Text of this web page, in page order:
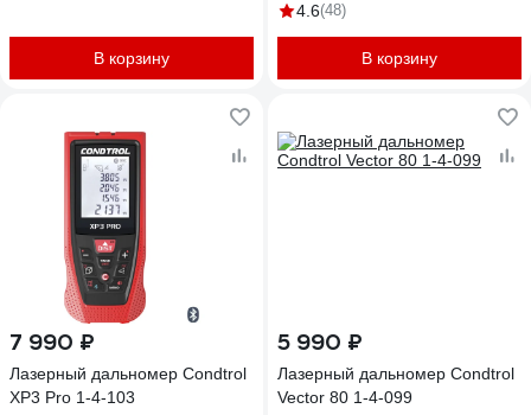
В корзину
4.6(48)
В корзину
7 990 ₽
Лазерный дальномер Condtrol
XP3 Pro 1-4-103
5 990 ₽
Лазерный дальномер Condtrol
Vector 80 1-4-099